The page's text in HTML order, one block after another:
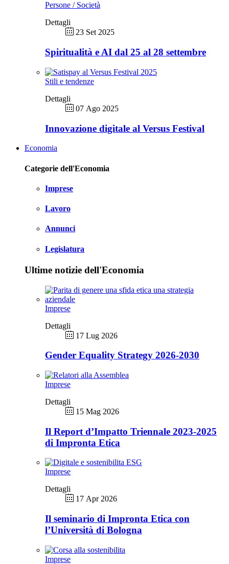
Persone / Società
Dettagli
23 Set 2025
Spiritualità e AI dal 25 al 28 settembre
Stili e tendenze
Dettagli
07 Ago 2025
Innovazione digitale al Versus Festival
Economia
Categorie dell'Economia
Imprese
Lavoro
Annunci
Legislatura
Ultime notizie dell'Economia
Imprese
Dettagli
17 Lug 2026
Gender Equality Strategy 2026-2030
Imprese
Dettagli
15 Mag 2026
Il Report d’Impatto Triennale 2023-2025
di Impronta Etica
Imprese
Dettagli
17 Apr 2026
Il seminario di Impronta Etica con
l’Università di Bologna
Imprese